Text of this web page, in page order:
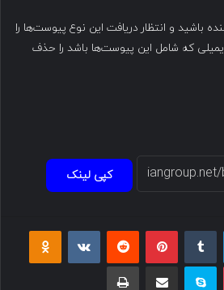
باشید و انتظار دریافت این نوع پیوست‌ها را
که شامل این پیوست‌ها باشد را حذف
کپی لینک
لینکداین پینتریست
پاکت اسکایپ چاپ